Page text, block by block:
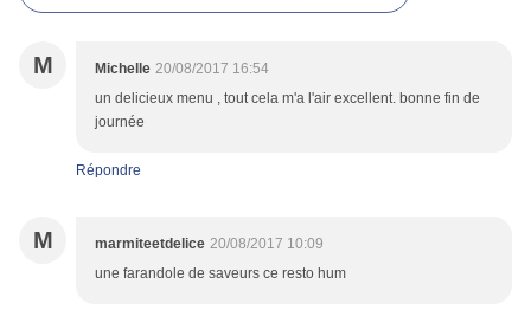
M Michelle 20/08/2017 16:54
un delicieux menu , tout cela m'a l'air excellent. bonne fin de
journée
Répondre
M marmiteetdelice 20/08/2017 10:09
une farandole de saveurs ce resto hum